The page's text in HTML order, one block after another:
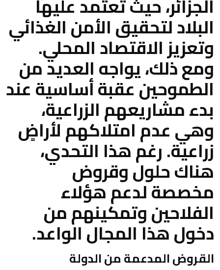
البلاد لتحقيق الأمن الغذائي
وتعزيز الاقتصاد المحلي.
ومع ذلك، يواجه العديد من
الطموحين عقبة أساسية عند
بدء مشاريعهم الزراعية،
وهي عدم امتلاكهم لأراضٍ
زراعية. رغم هذا التحدي،
هناك حلول وقروض
مخصصة لدعم هؤلاء
الفلاحين وتمكينهم من
دخول هذا المجال الواعد.
القروض المدعمة من الدولة